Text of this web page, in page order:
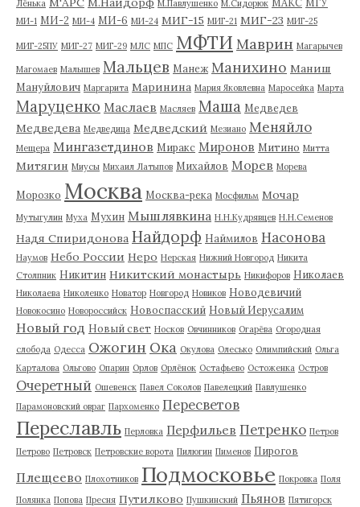
Лёнька М.Павлушенко М.Сидорюк
МИ-1 МИ-2 МИ-4 МИ-6 МИ-24 МИГ-15 МИГ-21 МИГ-23 МИГ-25
МИГ-25ПУ МИГ-27 МИГ-29 МЛС МПС МФТИ Маврин Магарычев
Магомаев Малышев Мальцев Манеж Манихино Маниш
Мануйлович Маргарита Маринина Мария Яковлевна Маросейка Марта
Маруценко Маслаев Масляев Маша Медведев
Медведева Медведица Медведский Мезиано Меняйло
Мещера Мингазетдинов Миракс Миронов Митино Митта
Митягин Миусы Михаил Латыпов Михайлов Морев Морева
Морозко Москва Москва-река Мосфильм Мочар
Мутыгулин Муха Мухин Мышлявкина Н.Н.Кудрявцев Н.Н.Семенов
Надя Спиридонова Найдорф Наймилов Насонова
Наумов Небо России Неро Нерская Нижний Новгород Никита
Столпник Никитин Никитский монастырь Никифоров Николаев
Николаева Николенко Новатор Новгород Новиков Новодевичий
Новокосино Новороссийск Новоспасский Новый Иерусалим
Новый год Новый свет Носков Овчинников Огарёва Огородная
слобода Одесса Ожогин Ока Окулова Олесько Олимпийский Ольга
Карталова Ольгово Опарин Орлов Орлёнок Остафьево Остоженка Остров
Очеретный Ошевенск Павел Соколов Павелецкий Павлушенко
Парамоновский овраг Пархоменко Пересветов
Переславль Перловка Перфильев Петренко Петров
Петрово Петровск Петровские ворота Пилюгин Пименов Пирогов
Плещеево Плохотников Подмосковье Покровка Поля
Полянка Попова Пресня Путилково Пушкинский Пьянов Пятигорск